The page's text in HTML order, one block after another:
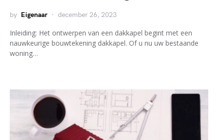
by Eigenaar december 26, 2023
Inleiding: Het ontwerpen van een dakkapel begint met een
nauwkeurige bouwtekening dakkapel. Of u nu uw bestaande
woning…